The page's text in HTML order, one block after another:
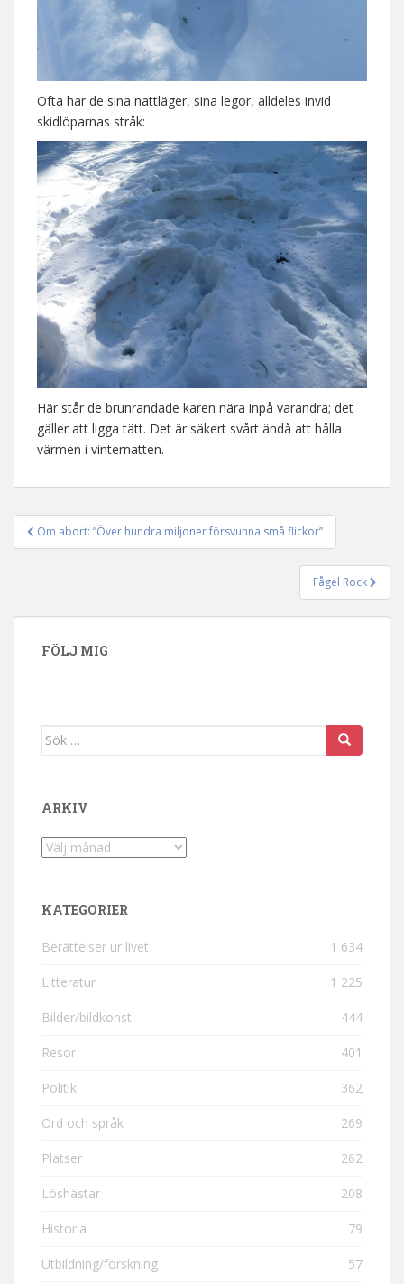
Ofta har de sina nattläger, sina legor, alldeles invid
skidlöparnas stråk:
Här står de brunrandade karen nära inpå varandra; det
gäller att ligga tätt. Det är säkert svårt ändå att hålla
värmen i vinternatten.
Inläggsnavigering
Om abort: ”Över hundra miljoner försvunna små flickor”
Fågel Rock
FÖLJ MIG
Sök efter:
ARKIV
Arkiv
KATEGORIER
Berättelser ur livet 1 634
Litteratur 1 225
Bilder/bildkonst 444
Resor 401
Politik 362
Ord och språk 269
Platser 262
Löshästar 208
Historia 79
Utbildning/forskning 57